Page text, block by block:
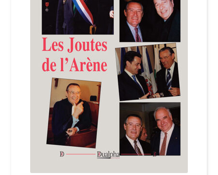
Newsletter
Nous Contacter
Politique de confidentialité et cookies
Qui sommes-nous ?
Soutien à Philippe Randa
Suivi de la Commande